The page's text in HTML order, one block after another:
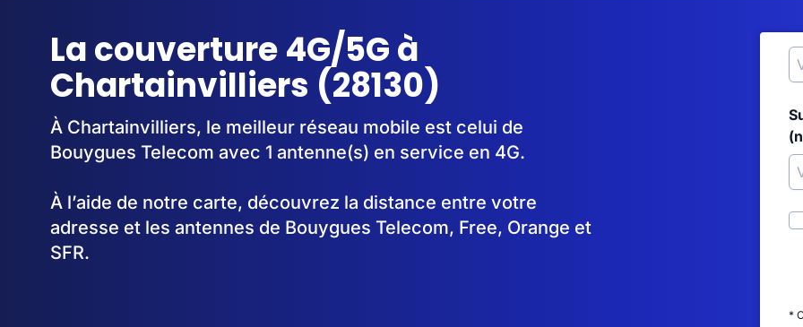
La couverture 4G/5G à
Chartainvilliers (28130)
À Chartainvilliers, le meilleur réseau mobile est celui de
Bouygues Telecom avec 1 antenne(s) en service en 4G.
À l’aide de notre carte, découvrez la distance entre votre
adresse et les antennes de Bouygues Telecom, Free, Orange et
SFR.
*